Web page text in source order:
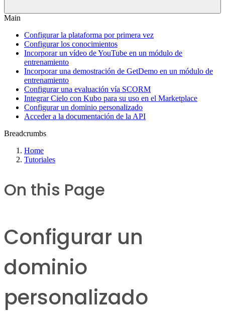
Main
Configurar la plataforma por primera vez
Configurar los conocimientos
Incorporar un vídeo de YouTube en un módulo de
entrenamiento
Incorporar una demostración de GetDemo en un módulo de
entrenamiento
Configurar una evaluación vía SCORM
Integrar Cielo con Kubo para su uso en el Marketplace
Configurar un dominio personalizado
Acceder a la documentación de la API
Breadcrumbs
Home
Tutoriales
On this Page
Configurar un
dominio
personalizado